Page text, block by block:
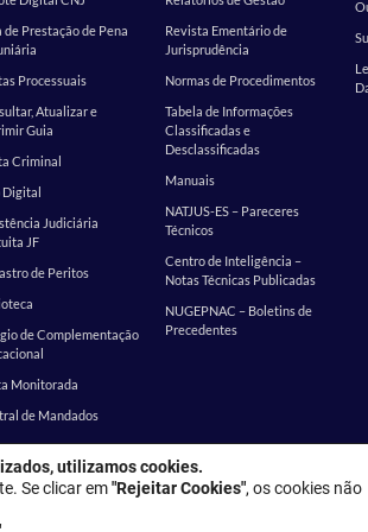
de Prestação de Pena
Processuais
Atualizar e
Guia
Criminal
Digital
Judiciária
JF
de Peritos
de Complementação
Monitorada
de Mandados
Revista Ementário de
Jurisprudência
Normas de Procedimentos
Tabela de Informações
Classificadas e
Desclassificadas
Manuais
NATJUS-ES – Pareceres
Técnicos
Centro de Inteligência –
Notas Técnicas Publicadas
NUGEPNAC – Boletins de
Precedentes
Rua Desembargador Homero Mafra, 60 -
utilizamos cookies.
Se clicar em"Rejeitar Cookies", os cookies não